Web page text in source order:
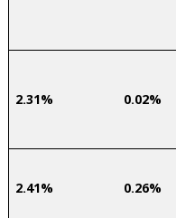
0.02%
2.31%
0.26%
2.41%